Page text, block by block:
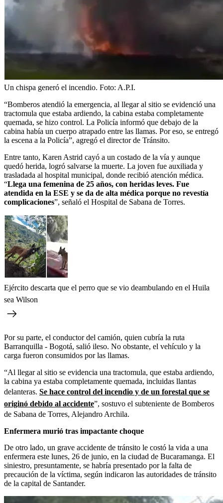
Un chispa generó el incendio. Foto: A.P.I.
“Bomberos atendió la emergencia, al llegar al sitio se evidenció una
tractomula que estaba ardiendo, la cabina estaba completamente
quemada, se hizo control. La Policía informó que debajo de la
cabina había un cuerpo atrapado entre las llamas. Por eso, se entregó
la escena a la Policía”, agregó el director de Tránsito.
Entre tanto, Karen Astrid cayó a un costado de la vía y aunque
quedó herida, logró salvarse la muerte. La joven fue auxiliada y
trasladada al hospital municipal, donde recibió atención médica.
“Llega una femenina de 25 años, con heridas leves. Fue
atendida en la ESE y se da de alta médica porque no revestía
complicaciones”, señaló el Hospital de Sabana de Torres.
Ejército descarta que el perro que se vio deambulando en el Huila
sea Wilson
Por su parte, el conductor del camión, quien cubría la ruta
Barranquilla - Bogotá, salió ileso. No obstante, el vehículo y la
carga fueron consumidos por las llamas.
“Al llegar al sitio se evidencia una tractomula, que estaba ardiendo,
la cabina ya estaba completamente quemada, incluidas llantas
delanteras. Se hace control del incendio y de un forestal que se
originó debido al accidente”, sostuvo el subteniente de Bomberos
de Sabana de Torres, Alejandro Archila.
Enfermera murió tras impactante choque
De otro lado, un grave accidente de tránsito le costó la vida a una
enfermera este lunes, 26 de junio, en la ciudad de Bucaramanga. El
siniestro, presuntamente, se habría presentado por la falta de
precaución de la víctima, según indicaron las autoridades de tránsito
de la capital de Santander.